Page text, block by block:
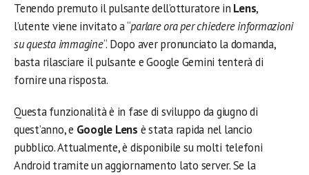
Tenendo premuto il pulsante dell’otturatore in Lens,
l’utente viene invitato a “parlare ora per chiedere informazioni
su questa immagine“. Dopo aver pronunciato la domanda,
basta rilasciare il pulsante e Google Gemini tenterà di
fornire una risposta.
Questa funzionalità è in fase di sviluppo da giugno di
quest’anno, e Google Lens è stata rapida nel lancio
pubblico. Attualmente, è disponibile su molti telefoni
Android tramite un aggiornamento lato server. Se la